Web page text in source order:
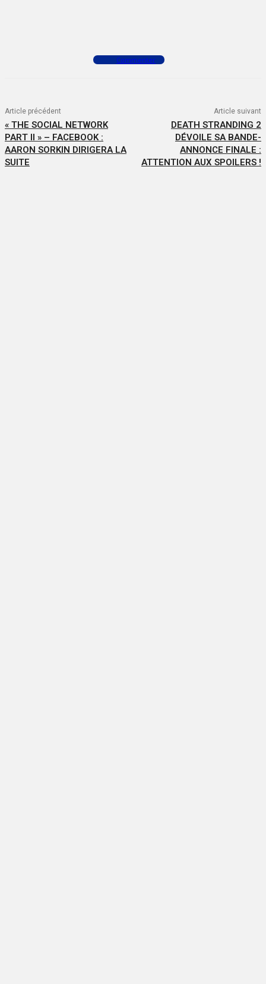
Commenter
Article précédent
« THE SOCIAL NETWORK
PART II » – FACEBOOK :
AARON SORKIN DIRIGERA LA
SUITE
Article suivant
DEATH STRANDING 2
DÉVOILE SA BANDE-
ANNONCE FINALE :
ATTENTION AUX SPOILERS !